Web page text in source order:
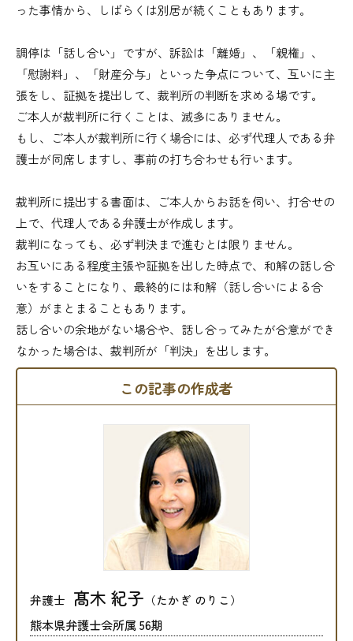
った事情から、しばらくは別居が続くこともあります。
調停は「話し合い」ですが、訴訟は「離婚」、「親権」、
「慰謝料」、「財産分与」といった争点について、互いに主
張をし、証拠を提出して、裁判所の判断を求める場です。
ご本人が裁判所に行くことは、滅多にありません。
もし、ご本人が裁判所に行く場合には、必ず代理人である弁
護士が同席しますし、事前の打ち合わせも行います。
裁判所に提出する書面は、ご本人からお話を伺い、打合せの
上で、代理人である弁護士が作成します。
裁判になっても、必ず判決まで進むとは限りません。
お互いにある程度主張や証拠を出した時点で、和解の話し合
いをすることになり、最終的には和解（話し合いによる合
意）がまとまることもあります。
話し合いの余地がない場合や、話し合ってみたが合意ができ
なかった場合は、裁判所が「判決」を出します。
この記事の作成者
弁護士 髙木 紀子 （たかぎ のりこ）
熊本県弁護士会所属 56期